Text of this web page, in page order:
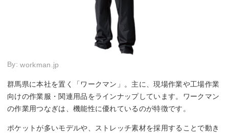
By:workman.jp
群馬県に本社を置く「ワークマン」。主に、現場作業や工場作業
向けの作業服・関連用品をラインナップしています。ワークマン
の作業用つなぎは、機能性に優れているのが特徴です。
ポケットが多いモデルや、ストレッチ素材を採用することで動き